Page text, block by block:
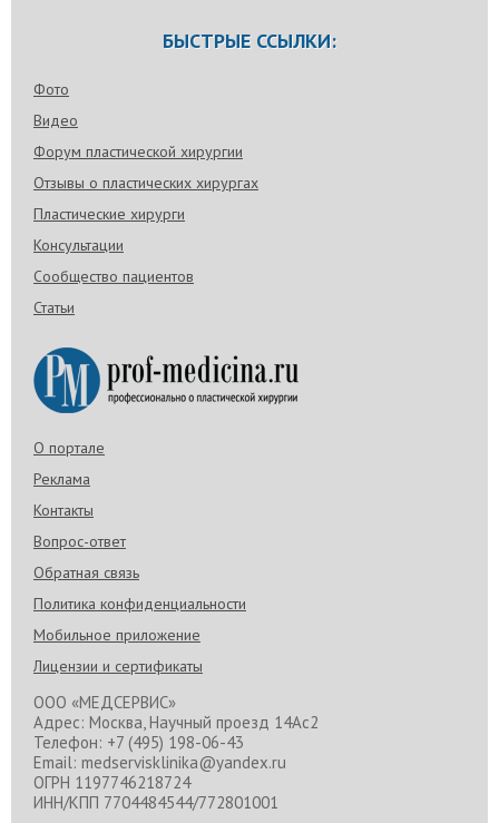
БЫСТРЫЕ ССЫЛКИ:
Фото
Видео
Форум пластической хирургии
Отзывы о пластических хирургах
Пластические хирурги
Консультации
Сообщество пациентов
Статьи
О портале
Реклама
Контакты
Вопрос-ответ
Обратная связь
Политика конфиденциальности
Мобильное приложение
Лицензии и сертификаты
ООО «МЕДСЕРВИС»
Адрес: Москва, Научный проезд 14Ас2
Телефон: +7 (495) 198-06-43
Email: medservisklinika@yandex.ru
ОГРН 1197746218724
ИНН/КПП 7704484544/772801001